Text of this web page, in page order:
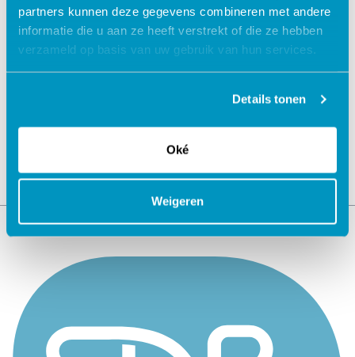
partners kunnen deze gegevens combineren met andere
informatie die u aan ze heeft verstrekt of die ze hebben
verzameld op basis van uw gebruik van hun services.
Details tonen
Oké
Weigeren
Jouw data veilig in de cloud